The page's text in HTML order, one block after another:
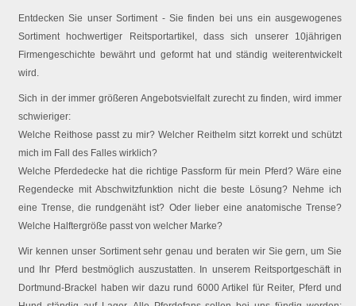
Entdecken Sie unser Sortiment - Sie finden bei uns ein ausgewogenes
Sortiment hochwertiger Reitsportartikel, dass sich unserer 10jährigen
Firmengeschichte bewährt und geformt hat und ständig weiterentwickelt
wird.
Sich in der immer größeren Angebotsvielfalt zurecht zu finden, wird immer
schwieriger:
Welche Reithose passt zu mir? Welcher Reithelm sitzt korrekt und schützt
mich im Fall des Falles wirklich?
Welche Pferdedecke hat die richtige Passform für mein Pferd? Wäre eine
Regendecke mit Abschwitzfunktion nicht die beste Lösung? Nehme ich
eine Trense, die rundgenäht ist? Oder lieber eine anatomische Trense?
Welche Halftergröße passt von welcher Marke?
Wir kennen unser Sortiment sehr genau und beraten wir Sie gern, um Sie
und Ihr Pferd bestmöglich auszustatten. In unserem Reitsportgeschäft in
Dortmund-Brackel haben wir dazu rund 6000 Artikel für Reiter, Pferd und